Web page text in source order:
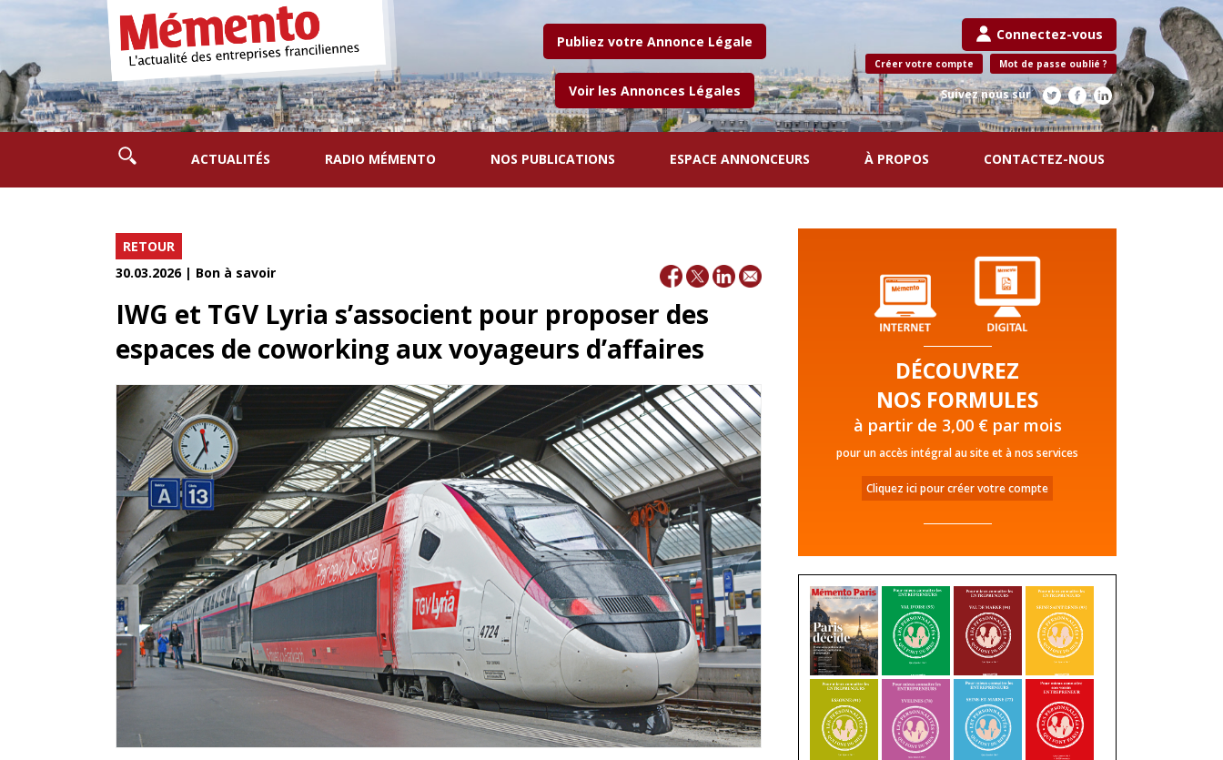
Publiez votre Annonce Légale
Voir les Annonces Légales
Connectez-vous
Créer votre compte Mot de passe oublié ?
Suivez nous sur
ACTUALITÉS RADIO MÉMENTO NOS PUBLICATIONS ESPACE ANNONCEURS À PROPOS CONTACTEZ-NOUS
RETOUR
30.03.2026 | Bon à savoir
IWG et TGV Lyria s’associent pour proposer des
espaces de coworking aux voyageurs d’affaires
DÉCOUVREZ
NOS FORMULES
à partir de 3,00 € par mois
pour un accès intégral au site et à nos services
Cliquez ici pour créer votre compte